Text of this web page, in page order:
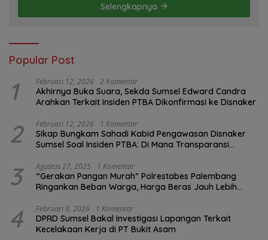
Selengkapnya
Popular Post
1 Februari 12, 2026 2 Komentar
Akhirnya Buka Suara, Sekda Sumsel Edward Candra
Arahkan Terkait Insiden PTBA Dikonfirmasi ke Disnaker
2 Februari 12, 2026 1 Komentar
Sikap Bungkam Sahadi Kabid Pengawasan Disnaker
Sumsel Soal Insiden PTBA: Di Mana Transparansi
3 Agustus 27, 2025 1 Komentar
“Gerakan Pangan Murah” Polrestabes Palembang
Ringankan Beban Warga, Harga Beras Jauh Lebih
4 Februari 9, 2026 1 Komentar
DPRD Sumsel Bakal Investigasi Lapangan Terkait
Kecelakaan Kerja di PT Bukit Asam